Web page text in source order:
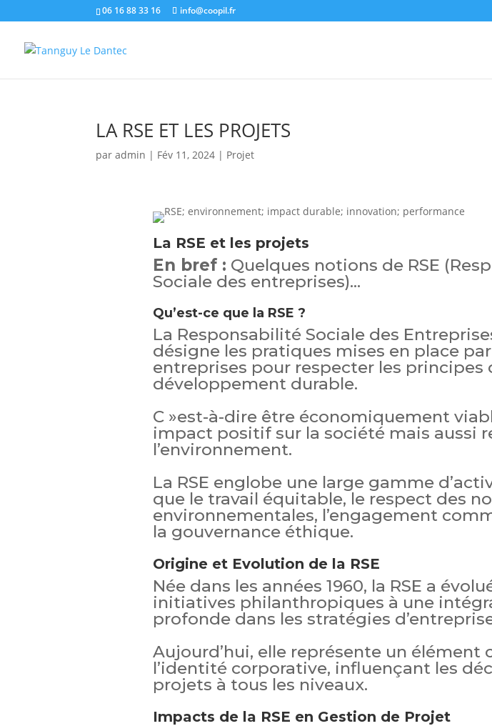
06 16 88 33 16 info@coopil.fr
LA RSE ET LES PROJETS
paradmin | Fév 11, 2024 | Projet
La RSE et les projets
En bref : Quelques notions de RSE
Sociale des entreprises)…
Qu’est-ce que la RSE ?
La Responsabilité Sociale des
désigne les pratiques mises en place
entreprises pour respecter les principes
développement durable.
C »est-à-dire être économiquement
impact positif sur la société mais aussi
l’environnement.
La RSE englobe une large gamme
que le travail équitable, le respect des
environnementales, l’engagement
la gouvernance éthique.
Origine et Evolution de la RSE
Née dans les années 1960, la RSE a
initiatives philanthropiques à une
profonde dans les stratégies
Aujourd’hui, elle représente un élément
l’identité corporative, influençant les
projets à tous les niveaux.
Impacts de la RSE en Gestion de Projet